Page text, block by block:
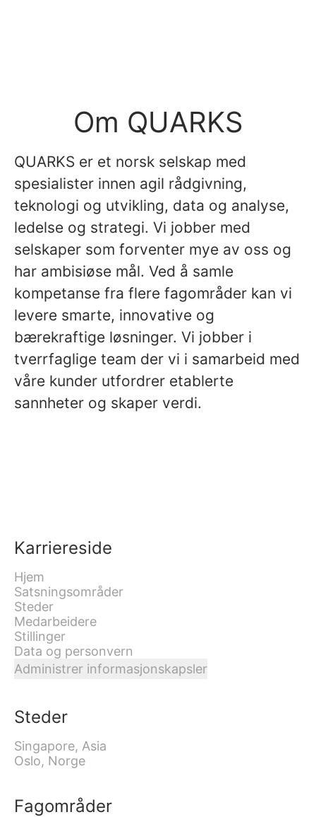
Om QUARKS
QUARKS er et norsk selskap med
spesialister innen agil rådgivning,
teknologi og utvikling, data og analyse,
ledelse og strategi. Vi jobber med
selskaper som forventer mye av oss og
har ambisiøse mål. Ved å samle
kompetanse fra flere fagområder kan vi
levere smarte, innovative og
bærekraftige løsninger. Vi jobber i
tverrfaglige team der vi i samarbeid med
våre kunder utfordrer etablerte
sannheter og skaper verdi.
Karriereside
Hjem
Satsningsområder
Steder
Medarbeidere
Stillinger
Data og personvern
Administrer informasjonskapsler
Steder
Singapore, Asia
Oslo, Norge
Fagområder